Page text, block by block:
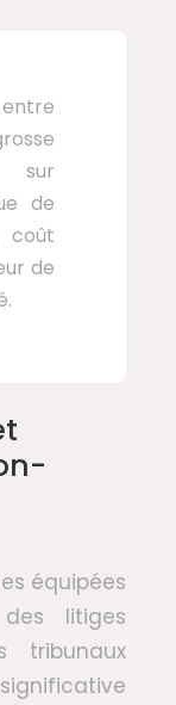
sur
de
coût
de
équipées
litiges
tribunaux